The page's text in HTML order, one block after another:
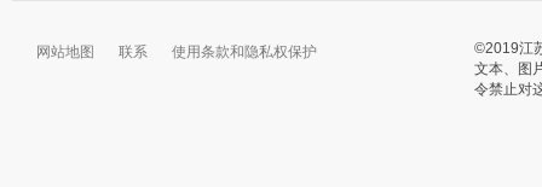
网站地图 联系 使用条款和隐私权保护
©2019江
文本、图
令禁止对